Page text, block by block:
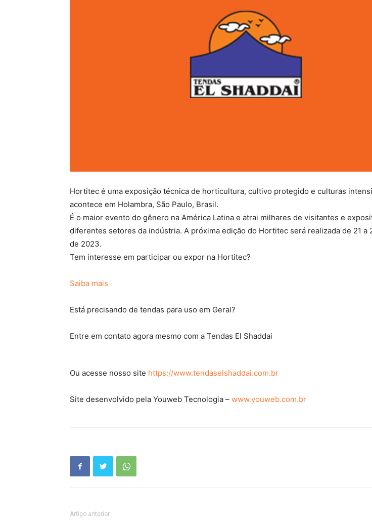
Hortitec é uma exposição técnica de horticultura, cultivo protegido e culturas
acontece em Holambra, São Paulo, Brasil.
É o maior evento do gênero na América Latina e atrai milhares de visitantes e
diferentes setores da indústria. A próxima edição do Hortitec será realizada de 21 a
de 2023.
Tem interesse em participar ou expor na Hortitec?
Saiba mais
Está precisando de tendas para uso em Geral?
Entre em contato agora mesmo com a Tendas El Shaddai
Ou acesse nosso site https://www.tendaselshaddai.com.br
Site desenvolvido pela Youweb Tecnologia – www.youweb.com.br
Artigo anterior